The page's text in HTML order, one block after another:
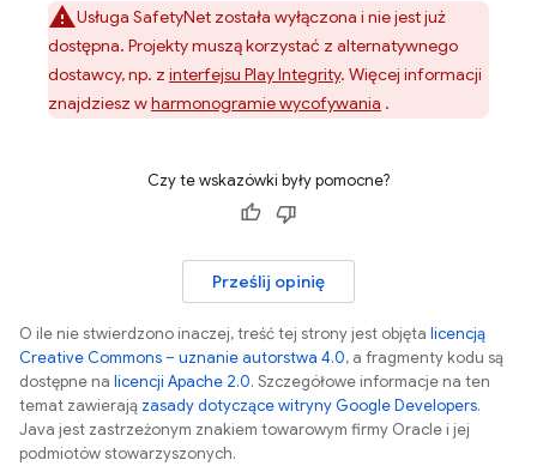
Usługa SafetyNet została wyłączona i nie jest już
dostępna. Projekty muszą korzystać z alternatywnego
dostawcy, np. z interfejsu Play Integrity. Więcej informacji
znajdziesz wharmonogramie wycofywania .
Czy te wskazówki były pomocne?
Prześlij opinię
O ile nie stwierdzono inaczej, treść tej strony jest objęta licencją
Creative Commons – uznanie autorstwa 4.0, a fragmenty kodu są
dostępne na licencji Apache 2.0. Szczegółowe informacje na ten
temat zawierają zasady dotyczące witryny Google Developers.
Java jest zastrzeżonym znakiem towarowym firmy Oracle i jej
podmiotów stowarzyszonych.